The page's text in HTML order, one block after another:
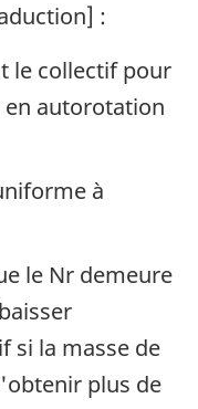
:
le collectif pour
autorotation
à
de page
le Nr demeure
si la masse de
plus de